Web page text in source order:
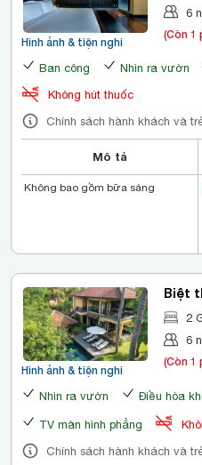
Hình ảnh & tiện nghi
6
(Còn 1
Ban công Nhìn ra vườn
Không hút thuốc
Chính sách hành khách và
Mô tả
Không bao gồm bữa sáng
Hình ảnh & tiện nghi
Biệt
đình2
6
(Còn 1
Nhìn ra vườn Điều hòa
TV màn hình phẳng
Chính sách hành khách và